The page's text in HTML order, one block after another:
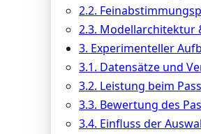
2.2.
2.3. Modellarchitektur
3. Experimenteller
3.1. Datensätze und
3.2. Leistung beim
3.3. Bewertung des
3.4. Einfluss der